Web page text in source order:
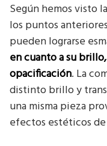
Según hemos visto
los puntos
pueden lograrse
en cuanto a su
opacificación. La
distinto brillo y
una misma pieza
efectos estéticos